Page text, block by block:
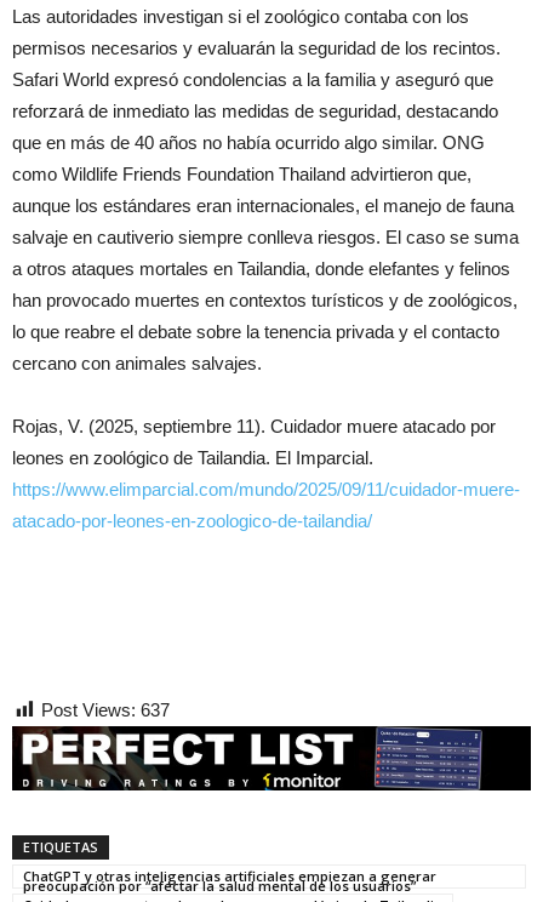
Las autoridades investigan si el zoológico contaba con los
permisos necesarios y evaluarán la seguridad de los recintos.
Safari World expresó condolencias a la familia y aseguró que
reforzará de inmediato las medidas de seguridad, destacando
que en más de 40 años no había ocurrido algo similar. ONG
como Wildlife Friends Foundation Thailand advirtieron que,
aunque los estándares eran internacionales, el manejo de fauna
salvaje en cautiverio siempre conlleva riesgos. El caso se suma
a otros ataques mortales en Tailandia, donde elefantes y felinos
han provocado muertes en contextos turísticos y de zoológicos,
lo que reabre el debate sobre la tenencia privada y el contacto
cercano con animales salvajes.
Rojas, V. (2025, septiembre 11). Cuidador muere atacado por
leones en zoológico de Tailandia. El Imparcial.
https://www.elimparcial.com/mundo/2025/09/11/cuidador-muere-
atacado-por-leones-en-zoologico-de-tailandia/
Post Views: 637
ETIQUETAS
ChatGPT y otras inteligencias artificiales empiezan a generar
preocupación por “afectar la salud mental de los usuarios”